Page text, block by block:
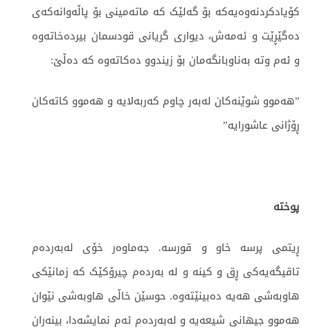
کۆیادکردنەوەیەکە بۆ گەلێک کە ماتەمینی بۆ پاڵەوانەکەی
دەگێڕێت و ئەمەش، دیواری گریانی قودسمان بیردەخاتەوە
و ئەم وتە بەناوبانگەمان بۆ زیندوو دەکاتەوە کە دەڵێ:
”هەموو شوێنەکان لەبەر چاوم کەربەلایە و هەموو کاتەکان
ڕۆژانی عاشورایە”
پوختە
ڕیتمی پرسە خاو و قورسە. جەماوەر خۆی لەبەردەم
تاقیگەیەکی ڕق و کینە و لە بەردەم چیرۆکێک کە زمانێکی
هاوبەشی هەیە دەبینێتەوە. حوسێن خاڵی هاوبەشی نێوان
هەموو جیهانی شیعەیە و لەبەردەم ئەم نمایشەدا، بینەران